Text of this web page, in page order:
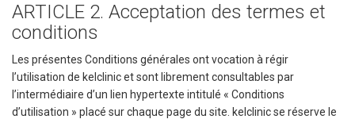
ARTICLE 2. Acceptation des termes et
conditions
Les présentes Conditions générales ont vocation à régir
l’utilisation de kelclinic et sont librement consultables par
l’intermédiaire d’un lien hypertexte intitulé « Conditions
d’utilisation » placé sur chaque page du site. kelclinic se réserve le